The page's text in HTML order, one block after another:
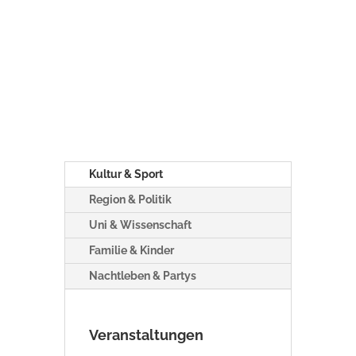
Kultur & Sport
Region & Politik
Uni & Wissenschaft
Familie & Kinder
Nachtleben & Partys
Veranstaltungen